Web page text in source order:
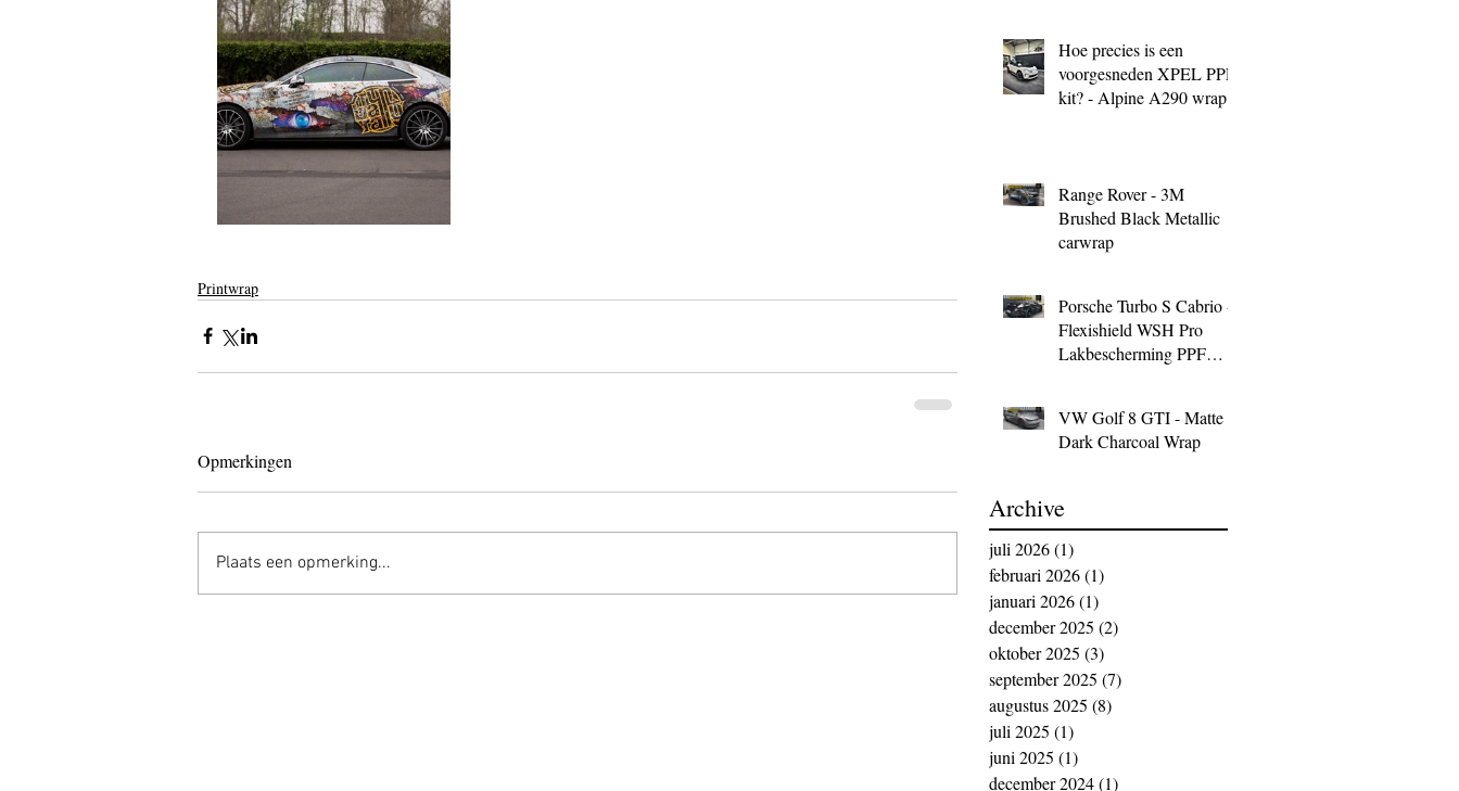
Printwrap
Opmerkingen
Plaats een opmerking...
Hoe precies is een
voorgesneden XPEL PPF
kit? - Alpine A290 wrap
Range Rover - 3M
Brushed Black Metallic
carwrap
Porsche Turbo S Cabrio -
Flexishield WSH Pro
Lakbescherming PPF
VW Golf 8 GTI - Matte
Dark Charcoal Wrap
Archive
juli 2026(1)
februari 2026(1)
januari 2026(1)
december 2025 (2)
oktober 2025 (3)
september 2025 (7)
augustus 2025 (8)
juli 2025 (1)
juni 2025 (1)
december 2024(1)